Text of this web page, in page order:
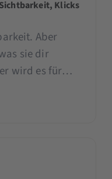
Klicks
Aber
sie dir
wird es für
spannend: